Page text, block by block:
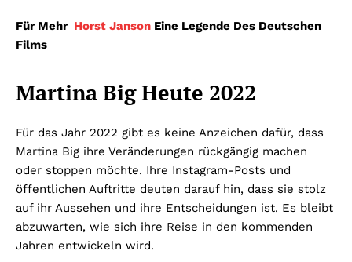
Für Mehr Horst Janson Eine Legende Des Deutschen
Films
Martina Big Heute 2022
Für das Jahr 2022 gibt es keine Anzeichen dafür, dass
Martina Big ihre Veränderungen rückgängig machen
oder stoppen möchte. Ihre Instagram-Posts und
öffentlichen Auftritte deuten darauf hin, dass sie stolz
auf ihr Aussehen und ihre Entscheidungen ist. Es bleibt
abzuwarten, wie sich ihre Reise in den kommenden
Jahren entwickeln wird.